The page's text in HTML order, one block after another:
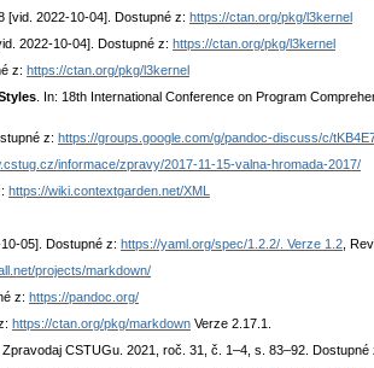
[vid. 2022-10-04]. Dostupné z: https://ctan.org/pkg/l3kernel
2022-10-04]. Dostupné z: https://ctan.org/pkg/l3kernel
z: https://ctan.org/pkg/l3kernel
. In: 18th International Conference on Program
z: https://groups.google.com/g/pandoc-discuss/c/
informace/zpravy/2017-11-15-valna-hromada-2017/
https://wiki.contextgarden.net/XML
05]. Dostupné z: https://yaml.org/spec/1.2.2/. Verze 1.2 ,
projects/markdown/
z: https://pandoc.org/
https://ctan.org/pkg/markdown Verze 2.17.1.
. Zpravodaj CSTUGu. 2021, roč. 31, č. 1–4, s. 83–92.